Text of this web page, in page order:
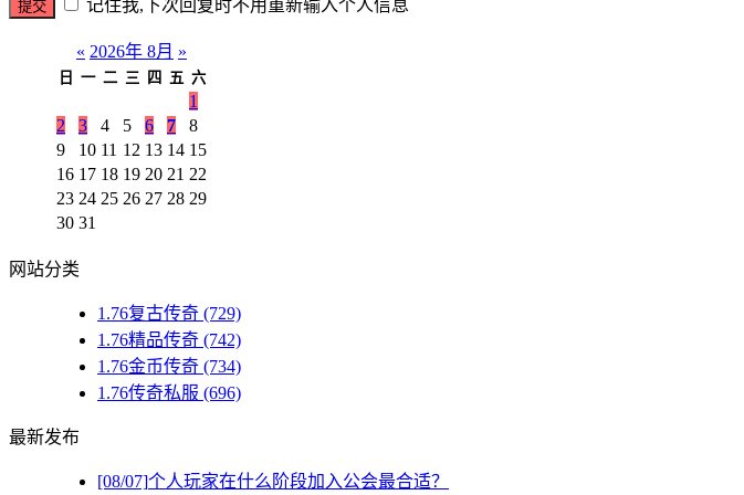
记住我,下次回复时不用重新输入个人信息
« 2026年 8月 »
日 一 二 三 四 五 六
1
2
3 4 5 6 7
8
9
10 11 12 13 14 15
16 17 18 19 20 21 22
23 24 25 26 27 28 29
30 31
网站分类
1.76复古传奇 (729)
1.76精品传奇 (742)
1.76金币传奇 (734)
1.76传奇私服 (696)
最新发布
[08/07]个人玩家在什么阶段加入公会最合适？